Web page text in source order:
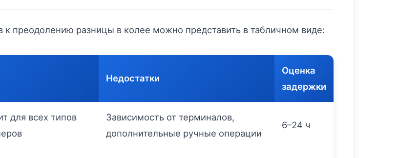
к преодолению разницы в колее можно представить в табличном виде:
Недостатки
Оценка
задержки
для всех типов
Зависимость от терминалов,
дополнительные ручные операции
6–24 ч